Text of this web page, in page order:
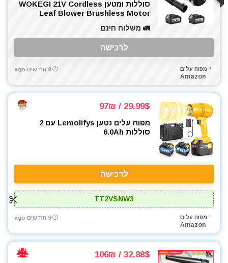
סוללות ומטען WOKEGI 21V Cordless
Leaf Blower Brushless Motor
🚛 משלוח חינם
לרכישה
מפוח עלים
Amazon
8 חודשים ago
29.99$ / 97₪
מפוח עלים נטען Lemolifys עם 2
סוללות 6.0Ah
לרכישה
TT2VSNW3
מפוח עלים
Amazon
9 חודשים ago
32.88$ / 106₪